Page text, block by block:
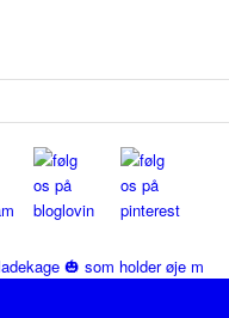
🎃 som holder øje m